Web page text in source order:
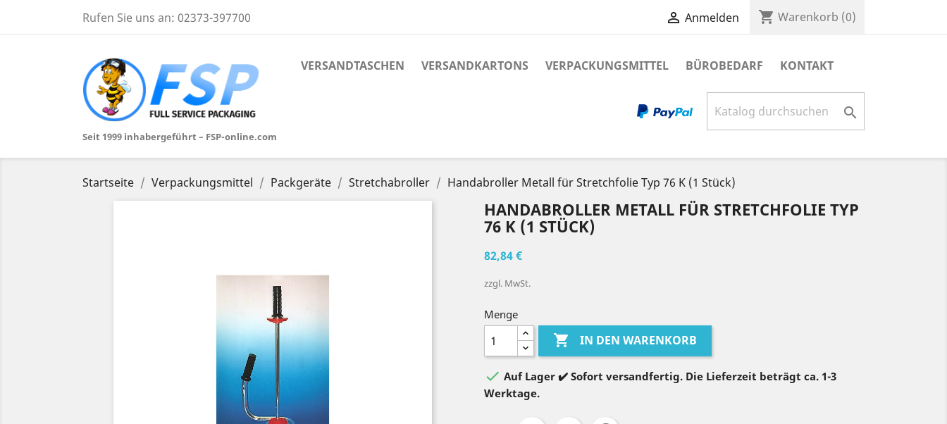
Rufen Sie uns an: 02373-397700  Anmelden shopping_cart Warenkorb (0)
Seit 1999 inhabergeführt – FSP-online.com
VERSANDTASCHEN VERSANDKARTONS VERPACKUNGSMITTEL BÜROBEDARF KONTAKT

Startseite Verpackungsmittel Packgeräte Stretchabroller Handabroller Metall für Stretchfolie Typ 76 K (1 Stück)
HANDABROLLER METALL FÜR STRETCHFOLIE TYP
76 K (1 STÜCK)
82,84 €
zzgl. MwSt.
Menge
 IN DEN WARENKORB
 Auf Lager ✔️ Sofort versandfertig. Die Lieferzeit beträgt ca. 1-3
Werktage.